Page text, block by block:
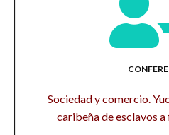
Sociedad y comercio.
caribeña de esclavos